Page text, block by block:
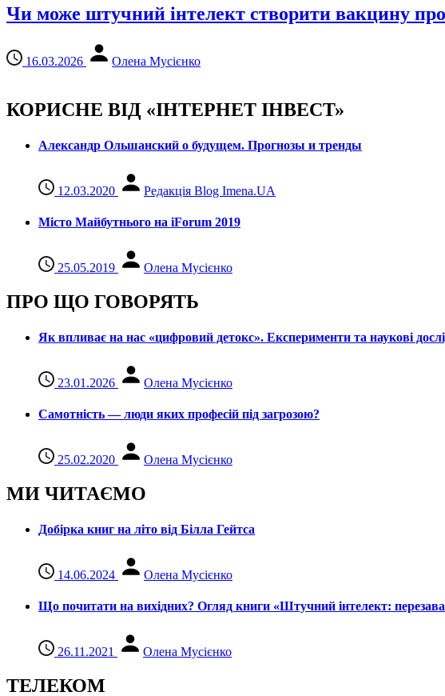
Чи може штучний інтелект створити вакцину
16.03.2026 Олена Мусієнко
КОРИСНЕ ВІД «ІНТЕРНЕТ ІНВЕСТ»
Александр Ольшанский о будущем. Прогнозы и тренды
12.03.2020 Редакція Blog Imena.UA
Місто Майбутнього на iForum 2019
25.05.2019 Олена Мусієнко
ПРО ЩО ГОВОРЯТЬ
Як впливає на нас «цифровий детокс». Експерименти та наукові
23.01.2026 Олена Мусієнко
Самотність — люди яких професій під загрозою?
25.02.2020 Олена Мусієнко
МИ ЧИТАЄМО
Добірка книг на літо від Білла Гейтса
14.06.2024 Олена Мусієнко
Що почитати на вихідних? Огляд книги «Штучний інтелект:
26.11.2021 Олена Мусієнко
ТЕЛЕКОМ